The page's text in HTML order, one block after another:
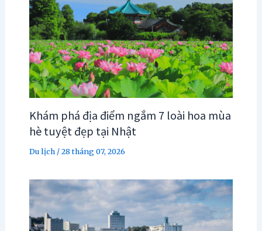
Khám phá địa điểm ngắm 7 loài hoa mùa
hè tuyệt đẹp tại Nhật
Du lịch/28 tháng 07, 2026